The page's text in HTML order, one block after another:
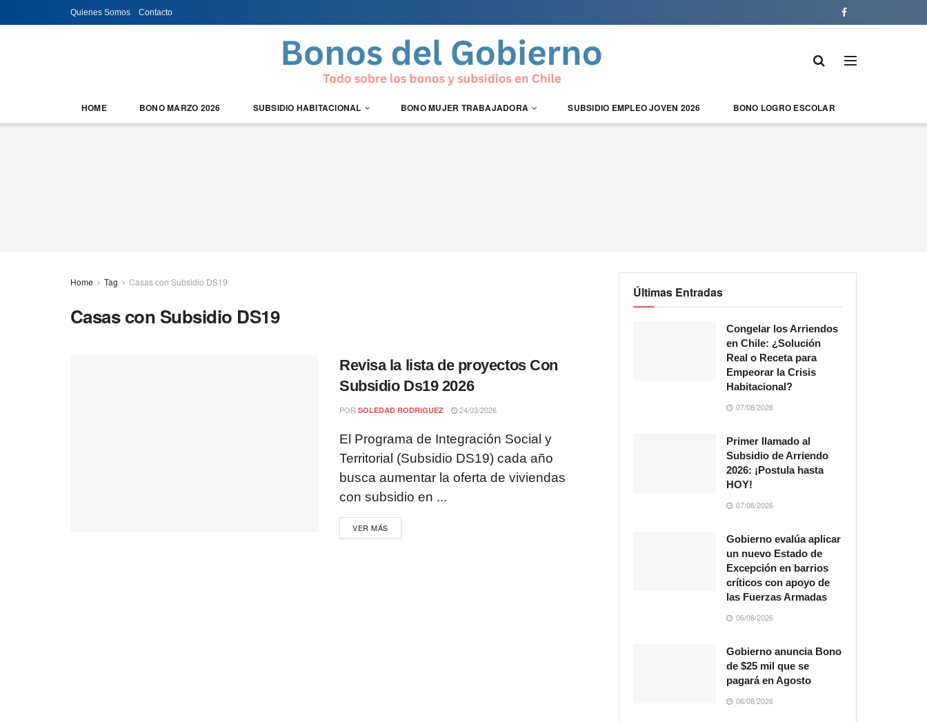
Quienes Somos Contacto
HOME BONO MARZO 2026 SUBSIDIO HABITACIONAL BONO MUJER TRABAJADORA SUBSIDIO EMPLEO JOVEN 2026 BONO LOGRO ESCOLAR
Home Tag Casas con Subsidio DS19
Casas con Subsidio DS19
Revisa la lista de proyectos Con
Subsidio Ds19 2026
POR SOLEDAD RODRIGUEZ 24/03/2026
El Programa de Integración Social y
Territorial (Subsidio DS19) cada año
busca aumentar la oferta de viviendas
con subsidio en ...
VER MÁS
Últimas Entradas
Congelar los Arriendos
en Chile: ¿Solución
Real o Receta para
Empeorar la Crisis
Habitacional?
07/08/2026
Primer llamado al
Subsidio de Arriendo
2026: ¡Postula hasta
HOY!
07/08/2026
Gobierno evalúa aplicar
un nuevo Estado de
Excepción en barrios
críticos con apoyo de
las Fuerzas Armadas
06/08/2026
Gobierno anuncia Bono
de $25 mil que se
pagará en Agosto
06/08/2026